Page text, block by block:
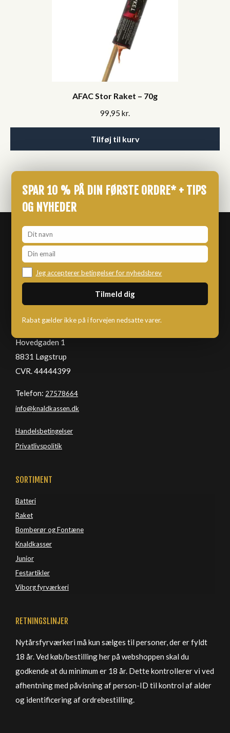
AFAC Stor Raket – 70g
99,95 kr.
Tilføj til kurv
KNALDKASSEN
Hovedgaden 1
8831 Løgstrup
CVR. 44444399
Telefon: 27578664
info@knaldkassen.dk
Handelsbetingelser
Privatlivspolitik
SORTIMENT
Batteri
Raket
Bomberør og Fontæne
Knaldkasser
Junior
Festartikler
Viborg fyrværkeri
RETNINGSLINJER
Nytårsfyrværkeri må kun sælges til personer, der er fyldt
18 år. Ved køb/bestilling her på webshoppen skal du
godkende at du minimum er 18 år. Dette kontrollerer vi ved
afhentning med påvisning af person-ID til kontrol af alder
og identificering af ordrebestilling.
SPAR 10 % PÅ DIN FØRSTE ORDRE* + TIPS
OG NYHEDER
Jeg accepterer betingelser for nyhedsbrev
Rabat gælder ikke på i forvejen nedsatte varer.